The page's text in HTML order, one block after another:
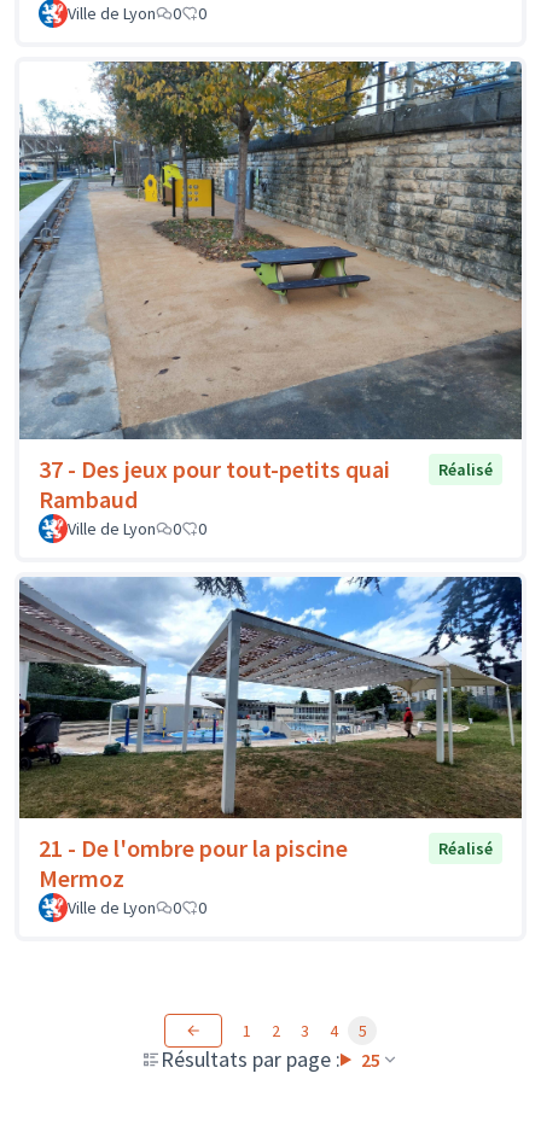
Ville de Lyon 0 0
37 - Des jeux pour tout-petits quai
Rambaud
Réalisé
Ville de Lyon 0 0
21 - De l'ombre pour la piscine
Mermoz
Réalisé
Ville de Lyon 0 0
Résultats par page : 25
1 2 3 4 5